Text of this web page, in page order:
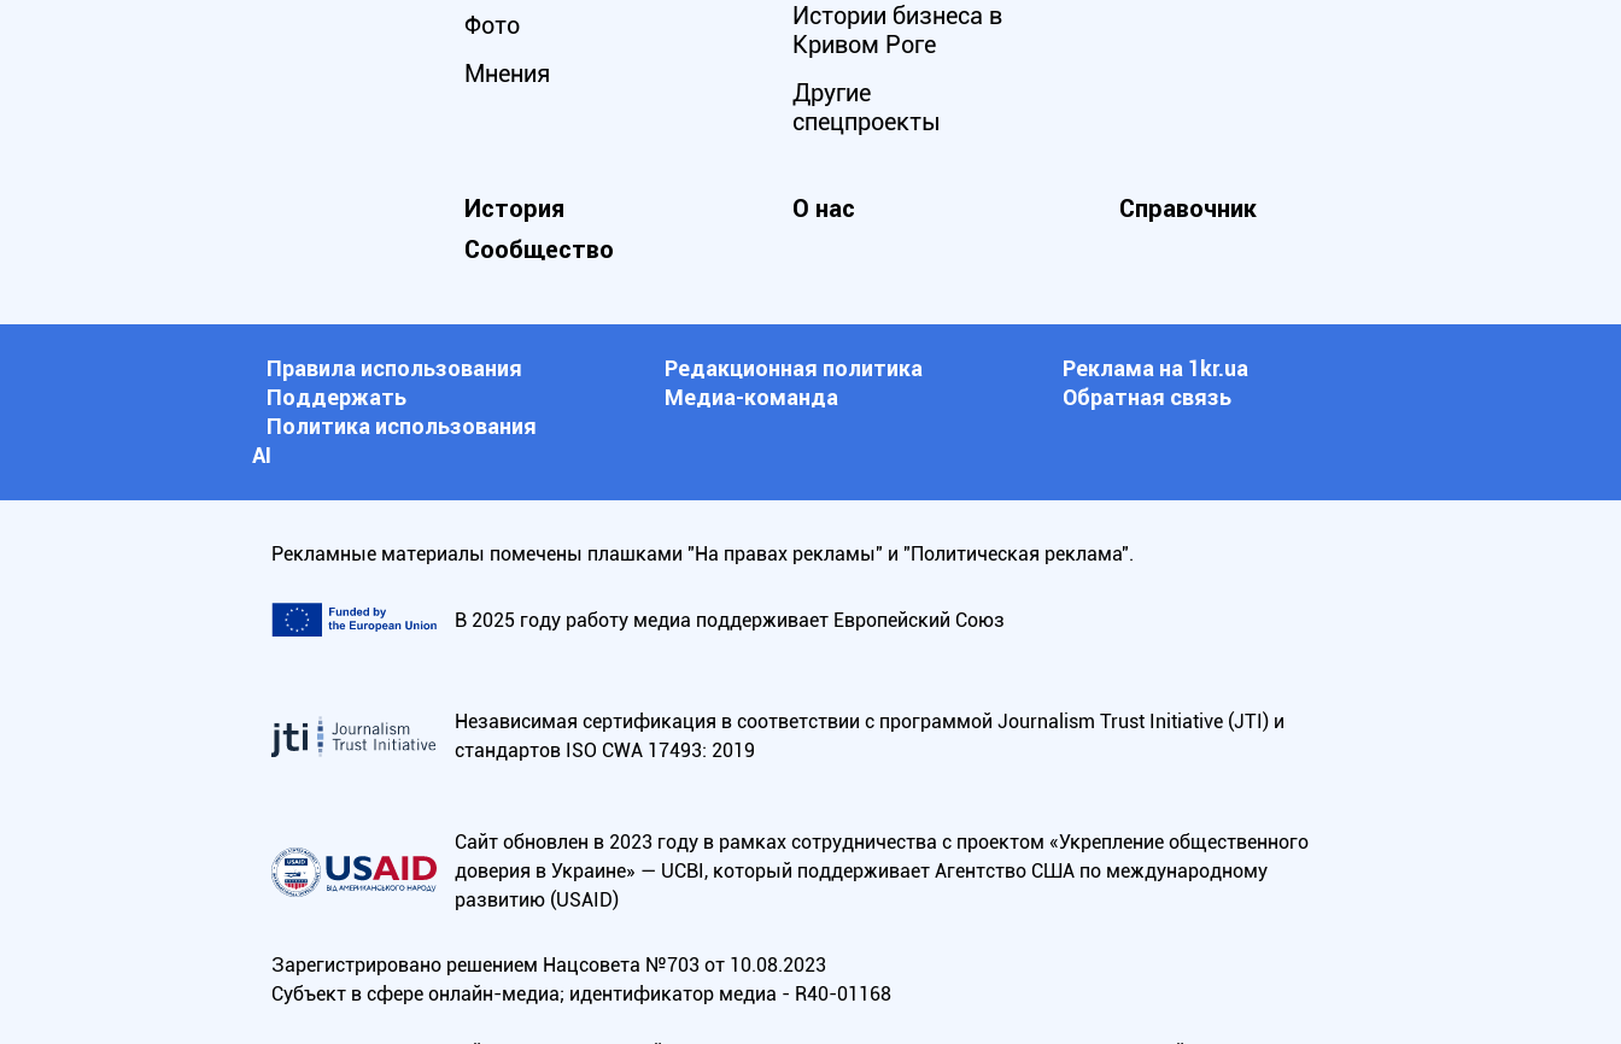
Фото
Мнения
Истории бизнеса в
Кривом Роге
Другие
спецпроекты
История О нас
Справочник
Сообщество
Правила использования Редакционная политика
Реклама на 1kr.ua
Поддержать
Медиа-команда
Обратная связь
Политика использования
АI
Рекламные материалы помечены плашками "На правах рекламы" и "Политическая реклама".
В 2025 году работу медиа поддерживает Европейский Союз
Независимая сертификация в соответствии с программой Journalism Trust Initiative (JTI) и
стандартов ISO CWA 17493: 2019
Сайт обновлен в 2023 году в рамках сотрудничества с проектом «Укрепление общественного
доверия в Украине» — UCBI, который поддерживает Агентство США по международному
развитию (USAID)
Зарегистрировано решением Нацсовета №703 от 10.08.2023
Субъект в сфере онлайн-медиа; идентификатор медиа - R40-01168